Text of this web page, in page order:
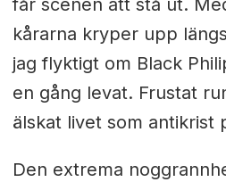
får scenen att stå ut.
kårarna kryper upp
jag flyktigt om Black
en gång levat. Frustat
älskat livet som antikrist
Den extrema